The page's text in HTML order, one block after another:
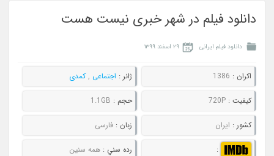
دانلود فیلم در شهر خبری نیست هست
دانلود فیلم ایرانی ۲۹ اسفند ۱۳۹۹
اکران : 1386 ژانر : اجتماعی ,کمدی
کيفيت :720P حجم : 1.1GB
کشور : ایران زبان : فارسی
: رده سني : همه سنین